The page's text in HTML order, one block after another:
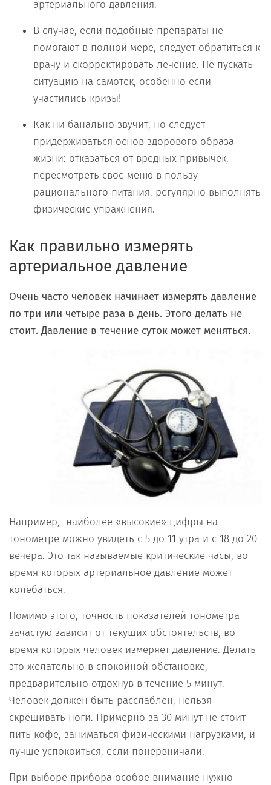
артериального давления.
В случае, если подобные препараты не
помогают в полной мере, следует обратиться к
врачу и скорректировать лечение. Не пускать
ситуацию на самотек, особенно если
участились кризы!
Как ни банально звучит, но следует
придерживаться основ здорового образа
жизни: отказаться от вредных привычек,
пересмотреть свое меню в пользу
рационального питания, регулярно выполнять
физические упражнения.
Как правильно измерять
артериальное давление
Очень часто человек начинает измерять давление
по три или четыре раза в день. Этого делать не
стоит. Давление в течение суток может меняться.
Например, наиболее «высокие» цифры на
тонометре можно увидеть с 5 до 11 утра и с 18 до 20
вечера. Это так называемые критические часы, во
время которых артериальное давление может
колебаться.
Помимо этого, точность показателей тонометра
зачастую зависит от текущих обстоятельств, во
время которых человек измеряет давление. Делать
это желательно в спокойной обстановке,
предварительно отдохнув в течение 5 минут.
Человек должен быть расслаблен, нельзя
скрещивать ноги. Примерно за 30 минут не стоит
пить кофе, заниматься физическими нагрузками, и
лучше успокоиться, если понервничали.
При выборе прибора особое внимание нужно